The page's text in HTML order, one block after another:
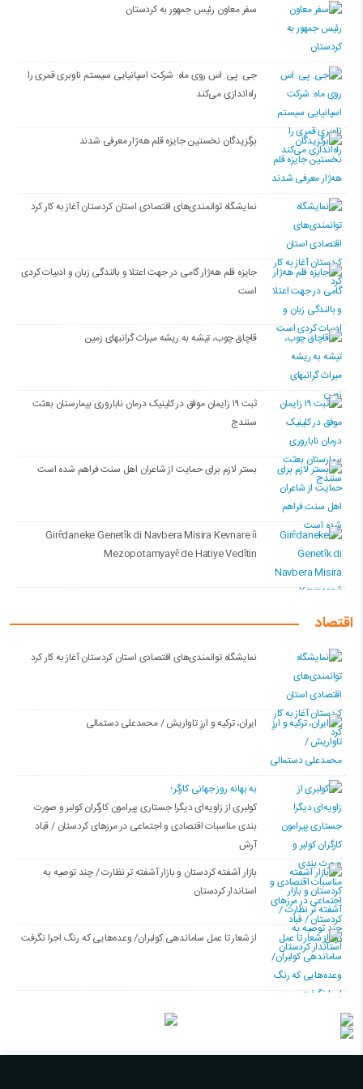
سفر معاون رئیس جمهور به کردستان
جی. پی. اس روی ماه: شرکت اسپانیایی سیستم ناوبری قمری را
راه‌اندازی می‌کند
برگزیدگان نخستین جایزه قلم هه‌ژار معرفی شدند
نمایشگاه توانمندی‌های اقتصادی استان کردستان آغاز به کار کرد
جایزه قلم هه‌ژار گامی در جهت اعتلا و بالندگی زبان و ادبیات کردی
است
قاچاق چوب، تیشه به ریشه میراث گرانبهای زمین
ثبت ۱۹ زایمان موفق در کلینیک درمان ناباروری بیمارستان بعثت
سنندج
بستر لازم برای حمایت از شاعران اهل سنت فراهم شده است
Girêdaneke Genetîk di Navbera Misira Kevnare û
Mezopotamyayê de Hatiye Vedîtin
اقتصاد
نمایشگاه توانمندی‌های اقتصادی استان کردستان آغاز به کار کرد
ایران، ترکیه و ارزِ تاواریش / محمدعلی دستمالی
به بهانه روز جهانی کارگر؛
کولبری از زاویه‌ای دیگر! جستاری پیرامون کارگران کولبر و صورت
بندی مناسبات اقتصادی و اجتماعی در مرزهای کردستان / قباد
آرش
بازار آشفته کردستان و بازار آشفته­ تر نظارت / چند توصیه به
استاندار کردستان
از شعار تا عمل ساماندهی کولبران/ وعده‌هایی که رنگ اجرا نگرفت